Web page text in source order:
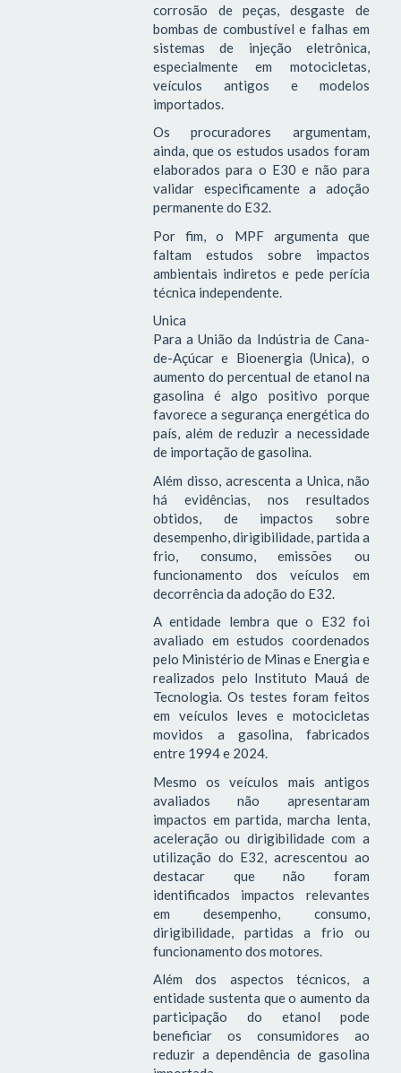
corrosão de peças, desgaste de
bombas de combustível e falhas em
sistemas de injeção eletrônica,
especialmente em motocicletas,
veículos antigos e modelos
importados.
Os procuradores argumentam,
ainda, que os estudos usados foram
elaborados para o E30 e não para
validar especificamente a adoção
permanente do E32.
Por fim, o MPF argumenta que
faltam estudos sobre impactos
ambientais indiretos e pede perícia
técnica independente.
Unica
Para a União da Indústria de Cana-
de-Açúcar e Bioenergia (Unica), o
aumento do percentual de etanol na
gasolina é algo positivo porque
favorece a segurança energética do
país, além de reduzir a necessidade
de importação de gasolina.
Além disso, acrescenta a Unica, não
há evidências, nos resultados
obtidos, de impactos sobre
desempenho, dirigibilidade, partida a
frio, consumo, emissões ou
funcionamento dos veículos em
decorrência da adoção do E32.
A entidade lembra que o E32 foi
avaliado em estudos coordenados
pelo Ministério de Minas e Energia e
realizados pelo Instituto Mauá de
Tecnologia. Os testes foram feitos
em veículos leves e motocicletas
movidos a gasolina, fabricados
entre 1994 e 2024.
Mesmo os veículos mais antigos
avaliados não apresentaram
impactos em partida, marcha lenta,
aceleração ou dirigibilidade com a
utilização do E32, acrescentou ao
destacar que não foram
identificados impactos relevantes
em desempenho, consumo,
dirigibilidade, partidas a frio ou
funcionamento dos motores.
Além dos aspectos técnicos, a
entidade sustenta que o aumento da
participação do etanol pode
beneficiar os consumidores ao
reduzir a dependência de gasolina